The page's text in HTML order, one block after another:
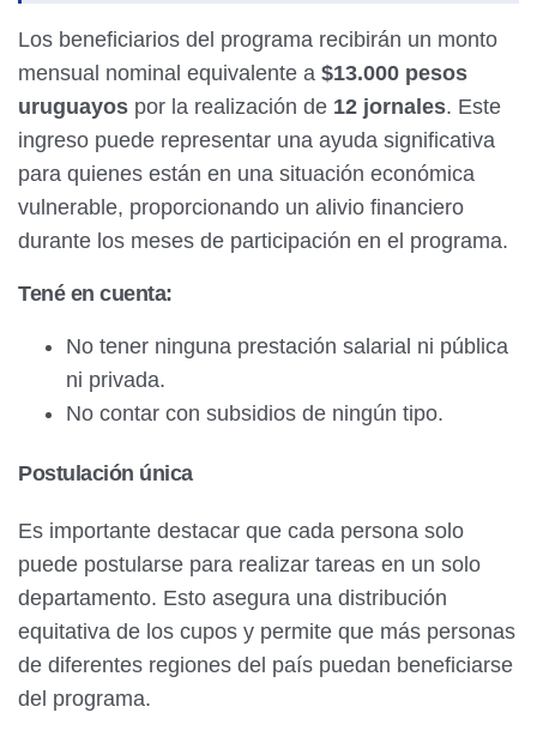
Los beneficiarios del programa recibirán un monto
mensual nominal equivalente a $13.000 pesos
uruguayos por la realización de 12 jornales. Este
ingreso puede representar una ayuda significativa
para quienes están en una situación económica
vulnerable, proporcionando un alivio financiero
durante los meses de participación en el programa.
Tené en cuenta:
No tener ninguna prestación salarial ni pública
ni privada.
No contar con subsidios de ningún tipo.
Postulación única
Es importante destacar que cada persona solo
puede postularse para realizar tareas en un solo
departamento. Esto asegura una distribución
equitativa de los cupos y permite que más personas
de diferentes regiones del país puedan beneficiarse
del programa.